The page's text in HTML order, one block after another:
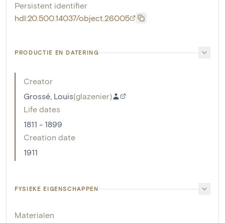
Persistent identifier
hdl:20.500.14037/object.26005
PRODUCTIE EN DATERING
Creator
Grossé, Louis(glazenier)
Life dates
1811 - 1899
Creation date
1911
FYSIEKE EIGENSCHAPPEN
Materialen